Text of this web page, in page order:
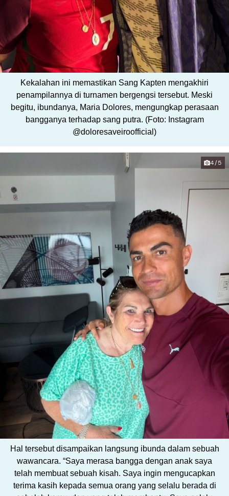
Kekalahan ini memastikan Sang Kapten mengakhiri
penampilannya di turnamen bergengsi tersebut. Meski
begitu, ibundanya, Maria Dolores, mengungkap perasaan
bangganya terhadap sang putra. (Foto: Instagram
@doloresaveiroofficial)
4/5
Hal tersebut disampaikan langsung ibunda dalam sebuah
wawancara. “Saya merasa bangga dengan anak saya
telah membuat sebuah kisah. Saya ingin mengucapkan
terima kasih kepada semua orang yang selalu berada di